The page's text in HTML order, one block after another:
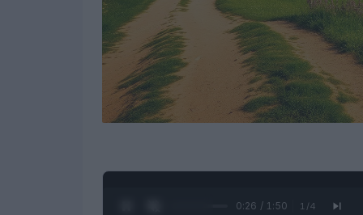
0:27 / 1:50 1 /4